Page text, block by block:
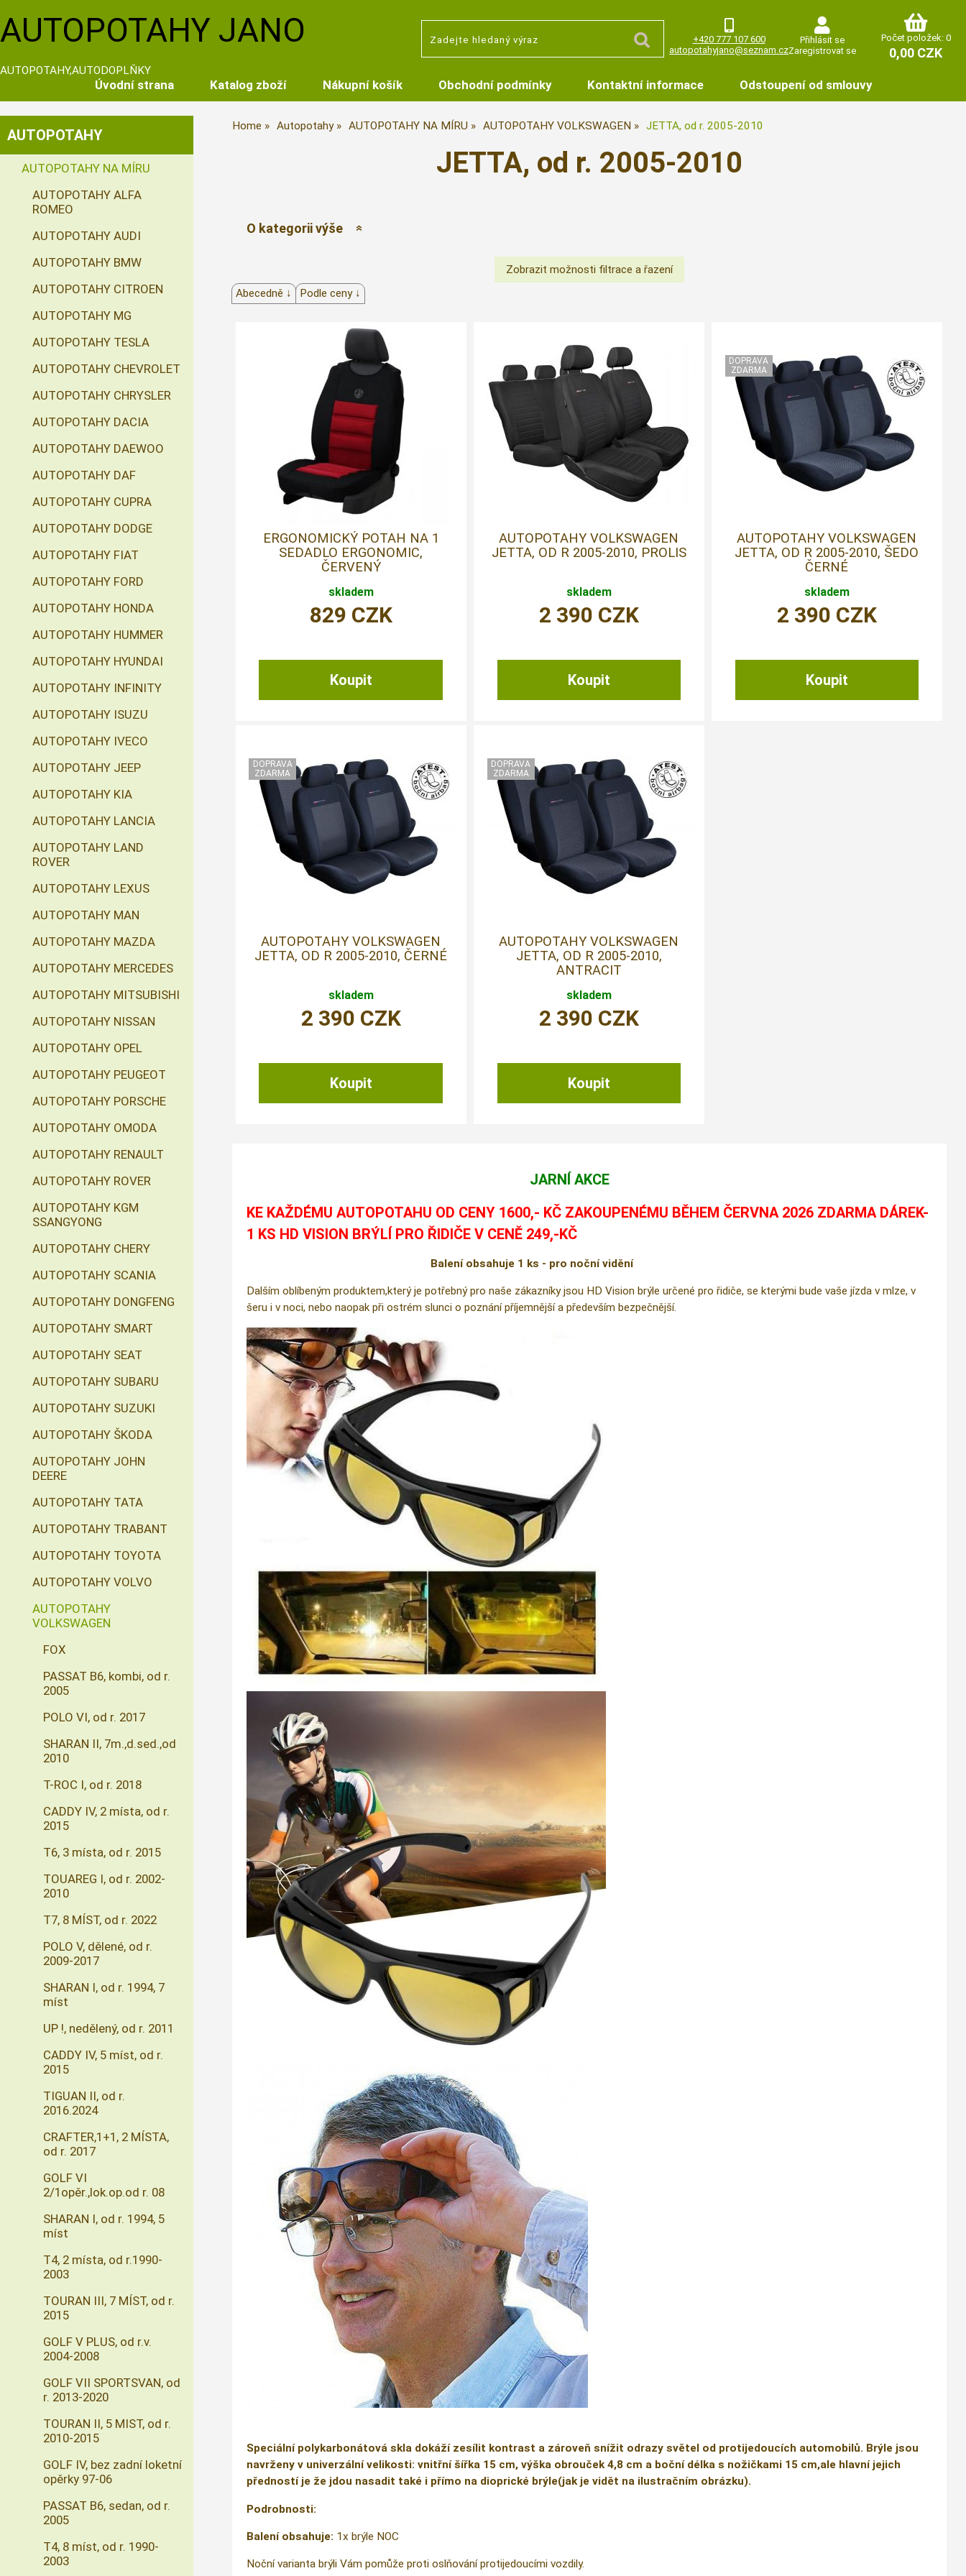
+420 777 107 600
autopotahyjano@seznam.cz
Přihlásit se
Zaregistrovat se
Počet položek: 0
0,00 CZK
AUTOPOTAHY JANO
AUTOPOTAHY,AUTODOPLŇKY
Úvodní strana Katalog zboží Nákupní košík Obchodní podmínky Kontaktní informace Odstoupení od smlouvy
Home Autopotahy AUTOPOTAHY NA MÍRU AUTOPOTAHY VOLKSWAGEN JETTA, od r. 2005-2010
JETTA, od r. 2005-2010
O kategorii výše
Abecedně ↓ Podle ceny ↓
ERGONOMICKÝ POTAH NA 1
SEDADLO ERGONOMIC,
ČERVENÝ
skladem
829 CZK
AUTOPOTAHY VOLKSWAGEN
JETTA, OD R 2005-2010, PROLIS
skladem
2 390 CZK
AUTOPOTAHY VOLKSWAGEN
JETTA, OD R 2005-2010, ŠEDO
ČERNÉ
skladem
2 390 CZK
AUTOPOTAHY VOLKSWAGEN
JETTA, OD R 2005-2010, ČERNÉ
skladem
2 390 CZK
AUTOPOTAHY VOLKSWAGEN
JETTA, OD R 2005-2010,
ANTRACIT
skladem
2 390 CZK
JARNÍ AKCE
KE KAŽDÉMU AUTOPOTAHU OD CENY 1600,- KČ ZAKOUPENÉMU BĚHEM ČERVNA 2026 ZDARMA DÁREK-
1 KS HD VISION BRÝLÍ PRO ŘIDIČE V CENĚ 249,-KČ
Balení obsahuje 1 ks - pro noční vidění
Dalším oblíbeným produktem,který je potřebný pro naše zákazníky jsou HD Vision brýle určené pro řidiče, se kterými bude vaše jízda v mlze, v
šeru i v noci, nebo naopak při ostrém slunci o poznání příjemnější a především bezpečnější.
Speciální polykarbonátová skla dokáží zesílit kontrast a zároveň snížit odrazy světel od protijedoucích automobilů. Brýle jsou
navrženy v univerzální velikosti: vnitřní šířka 15 cm, výška obrouček 4,8 cm a boční délka s nožičkami 15 cm,ale hlavní jejich
předností je že jdou nasadit také i přímo na dioprické brýle(jak je vidět na ilustračním obrázku).
Podrobnosti:
Balení obsahuje: 1x brýle NOC
Noční varianta brýli Vám pomůže proti oslňování protijedoucími vozdily.
AUTOPOTAHY
AUTOPOTAHY NA MÍRU
AUTOPOTAHY ALFA
ROMEO
AUTOPOTAHY AUDI
AUTOPOTAHY BMW
AUTOPOTAHY CITROEN
AUTOPOTAHY MG
AUTOPOTAHY TESLA
AUTOPOTAHY CHEVROLET
AUTOPOTAHY CHRYSLER
AUTOPOTAHY DACIA
AUTOPOTAHY DAEWOO
AUTOPOTAHY DAF
AUTOPOTAHY CUPRA
AUTOPOTAHY DODGE
AUTOPOTAHY FIAT
AUTOPOTAHY FORD
AUTOPOTAHY HONDA
AUTOPOTAHY HUMMER
AUTOPOTAHY HYUNDAI
AUTOPOTAHY INFINITY
AUTOPOTAHY ISUZU
AUTOPOTAHY IVECO
AUTOPOTAHY JEEP
AUTOPOTAHY KIA
AUTOPOTAHY LANCIA
AUTOPOTAHY LAND
ROVER
AUTOPOTAHY LEXUS
AUTOPOTAHY MAN
AUTOPOTAHY MAZDA
AUTOPOTAHY MERCEDES
AUTOPOTAHY MITSUBISHI
AUTOPOTAHY NISSAN
AUTOPOTAHY OPEL
AUTOPOTAHY PEUGEOT
AUTOPOTAHY PORSCHE
AUTOPOTAHY OMODA
AUTOPOTAHY RENAULT
AUTOPOTAHY ROVER
AUTOPOTAHY KGM
SSANGYONG
AUTOPOTAHY CHERY
AUTOPOTAHY SCANIA
AUTOPOTAHY DONGFENG
AUTOPOTAHY SMART
AUTOPOTAHY SEAT
AUTOPOTAHY SUBARU
AUTOPOTAHY SUZUKI
AUTOPOTAHY ŠKODA
AUTOPOTAHY JOHN
DEERE
AUTOPOTAHY TATA
AUTOPOTAHY TRABANT
AUTOPOTAHY TOYOTA
AUTOPOTAHY VOLVO
AUTOPOTAHY
VOLKSWAGEN
FOX
PASSAT B6, kombi, od r.
2005
POLO VI, od r. 2017
SHARAN II, 7m.,d.sed.,od
2010
T-ROC I, od r. 2018
CADDY IV, 2 místa, od r.
2015
T6, 3 místa, od r. 2015
TOUAREG I, od r. 2002-
2010
T7, 8 MÍST, od r. 2022
POLO V, dělené, od r.
2009-2017
SHARAN I, od r. 1994, 7
míst
UP !, nedělený, od r. 2011
CADDY IV, 5 míst, od r.
2015
TIGUAN II, od r.
2016.2024
CRAFTER,1+1, 2 MÍSTA,
od r. 2017
GOLF VI
2/1opěr.,lok.op.od r. 08
SHARAN I, od r. 1994, 5
míst
T4, 2 místa, od r.1990-
2003
TOURAN III, 7 MÍST, od r.
2015
GOLF V PLUS, od r.v.
2004-2008
GOLF VII SPORTSVAN, od
r. 2013-2020
TOURAN II, 5 MIST, od r.
2010-2015
GOLF IV, bez zadní loketní
opěrky 97-06
PASSAT B6, sedan, od r.
2005
T4, 8 míst, od r. 1990-
2003